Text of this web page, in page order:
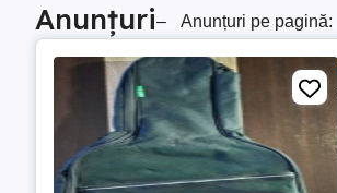
Anunțuri– Anunțuri pe pagină: